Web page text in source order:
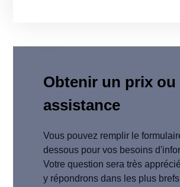
Obtenir un prix ou
assistance
Vous pouvez remplir le
dessous pour vos besoins
Votre question sera très
y répondrons dans les plus